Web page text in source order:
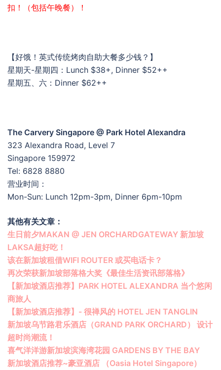
扣！（包括午晚餐）！
【好饿！英式传统烤肉自助大餐多少钱？】
星期天-星期四：Lunch $38+, Dinner $52++
星期五、六：Dinner $62++
The Carvery Singapore @ Park Hotel Alexandra
323 Alexandra Road, Level 7
Singapore 159972
Tel: 6828 8880
营业时间：
Mon-Sun: Lunch 12pm-3pm, Dinner 6pm-10pm
其他有关文章：
生日前夕MAKAN @ JEN ORCHARDGATEWAY 新加坡
LAKSA超好吃！
该在新加坡租借WIFI ROUTER 或买电话卡？
再次荣获新加坡部落格大奖《最佳生活资讯部落格》
【新加坡酒店推荐】PARK HOTEL ALEXANDRA 当个悠闲
商旅人
【新加坡酒店推荐】- 很禅风的 HOTEL JEN TANGLIN
新加坡乌节路君乐酒店（GRAND PARK ORCHARD） 设计
超时尚潮流！
喜气洋洋游新加坡滨海湾花园 GARDENS BY THE BAY
新加坡酒店推荐~豪亚酒店 （Oasia Hotel Singapore）